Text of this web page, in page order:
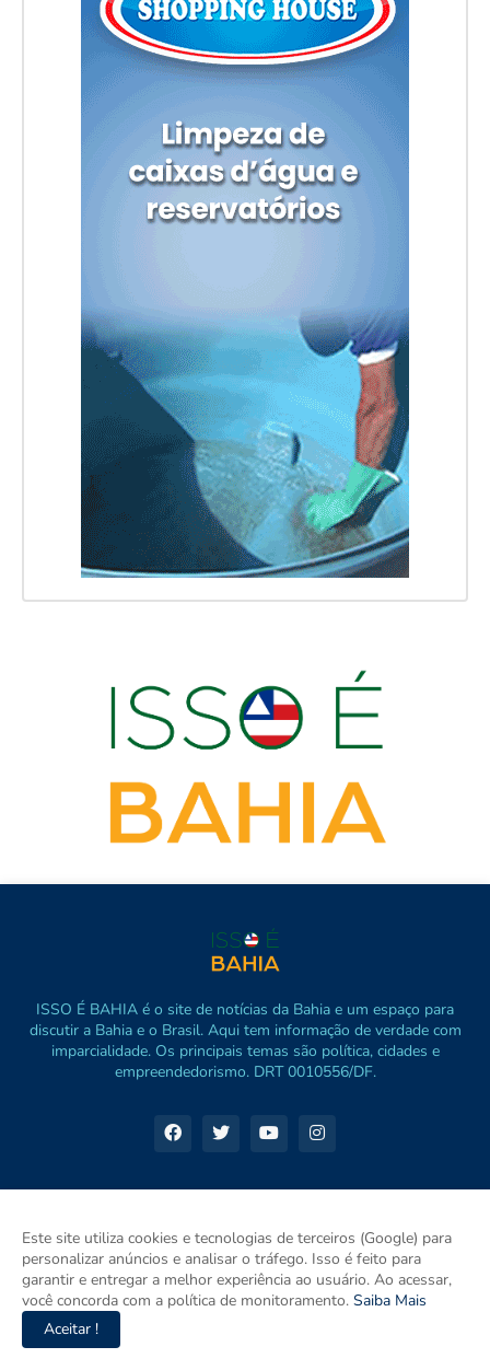
ISSO É BAHIA é o site de notícias da Bahia e um espaço para
discutir a Bahia e o Brasil. Aqui tem informação de verdade com
imparcialidade. Os principais temas são política, cidades e
empreendedorismo. DRT 0010556/DF.
Este site utiliza cookies e tecnologias de terceiros (Google) para
personalizar anúncios e analisar o tráfego. Isso é feito para
garantir e entregar a melhor experiência ao usuário. Ao acessar,
você concorda com a política de monitoramento. Saiba Mais
Aceitar !